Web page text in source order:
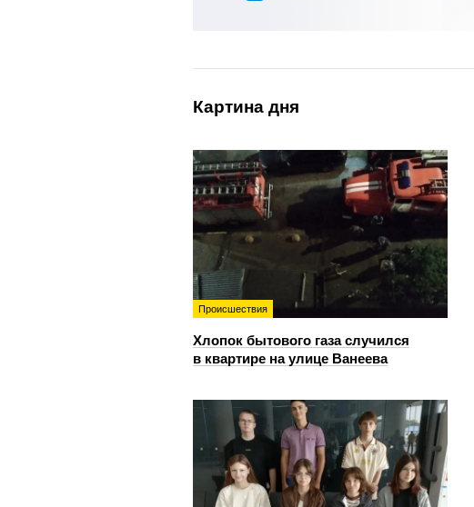
Картина дня
Происшествия
Хлопок бытового газа случился
в квартире на улице Ванеева